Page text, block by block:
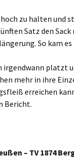
zu halten und
Satz den
So kam
platzt
mehr in ihre
erreichen
Bericht.
– TV 1874